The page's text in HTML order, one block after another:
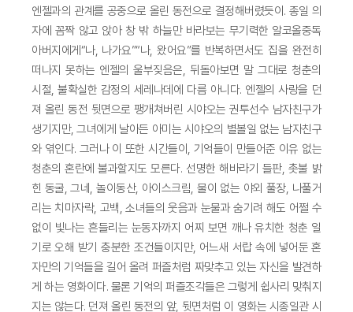
엔젤과의 관계를 공중으로 올린 동전으로 결정해버렸듯이. 종일 의
자에 꼼짝 않고 앉아 창 밖 하늘만 바라보는 무기력한 알코올중독
아버지에게“나, 나가요”“나, 왔어요”를 반복하면서도 집을 완전히
떠나지 못하는 엔젤의 울부짖음은, 뒤돌아보면 말 그대로 청춘의
시절, 불확실한 감정의 세레나데에 다름 아니다. 엔젤의 사랑을 던
져 올린 동전 뒷면으로 팽개쳐버린 시야오는 권투선수 남자친구가
생기지만, 그녀에게 날아든 아미는 시야오의 별볼일 없는 남자친구
와 엮인다. 그러나 이 또한 시간들이, 기억들이 만들어준 이유 없는
청춘의 혼란에 불과할지도 모른다. 선명한 해바라기 들판, 촛불 밝
힌 동굴, 그네, 놀이동산, 아이스크림, 물이 없는 야외 풀장, 나풀거
리는 치마자락, 고백, 소녀들의 웃음과 눈물과 숨기려 해도 어쩔 수
없이 빛나는 흔들리는 눈동자까지 어찌 보면 깨나 유치한 청춘 일
기로 오해 받기 충분한 조건들이지만, 어느새 서랍 속에 넣어둔 혼
자만의 기억들을 길어 올려 퍼즐처럼 짜맞추고 있는 자신을 발견하
게 하는 영화이다. 물론 기억의 퍼즐조각들은 그렇게 쉽사리 맞춰지
지는 않는다. 던져 올린 동전의 앞, 뒷면처럼 이 영화는 시종일관 시